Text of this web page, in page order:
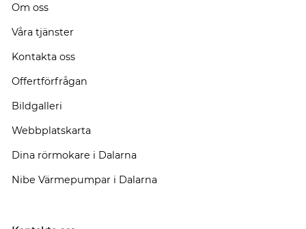
Om oss
Våra tjänster
Kontakta oss
Offertförfrågan
Bildgalleri
Webbplatskarta
Dina rörmokare i Dalarna
Nibe Värmepumpar i Dalarna